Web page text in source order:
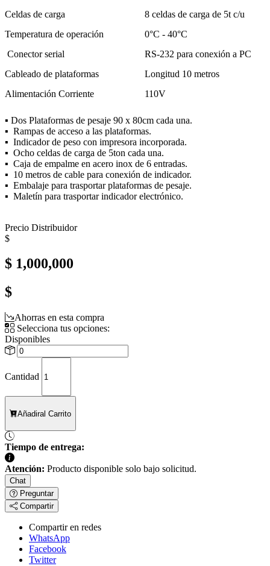
Celdas de carga
8 celdas de carga de 5t c/u
Temperatura de operación
0°C - 40°C
Conector serial
RS-232 para conexión a PC
Cableado de plataformas
Longitud 10 metros
Alimentación Corriente
110V
▪ Dos Plataformas de pesaje 90 x 80cm cada una.
▪ Rampas de acceso a las plataformas.
▪ Indicador de peso con impresora incorporada.
▪ Ocho celdas de carga de 5ton cada una.
▪ Caja de empalme en acero inox de 6 entradas.
▪ 10 metros de cable para conexión de indicador.
▪ Embalaje para trasportar plataformas de pesaje.
▪ Maletín para trasportar indicador electrónico.
Precio Distribuidor
$
$ 1,000,000
$
Ahorras en esta compra
Selecciona tus opciones:
Disponibles
Cantidad
Añadiral Carrito
Tiempo de entrega:
Atención: Producto disponible solo bajo solicitud.
Chat
Preguntar
Compartir
Compartir en redes
WhatsApp
Facebook
Twitter